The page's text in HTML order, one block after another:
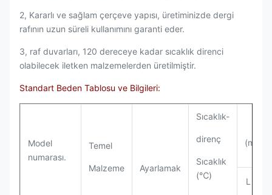
2, Kararlı ve sağlam çerçeve yapısı, üretiminizde dergi
rafının uzun süreli kullanımını garanti eder.
3, raf duvarları, 120 dereceye kadar sıcaklık direnci
olabilecek iletken malzemelerden üretilmiştir.
Standart Beden Tablosu ve Bilgileri:
Model
numarası.
Temel
Malzeme Ayarlamak
Sıcaklık-
direnç
Sıcaklık
(℃)
(mm)
L